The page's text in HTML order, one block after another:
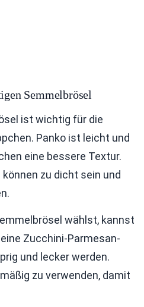
Semmelbrösel
ist wichtig für die
Panko ist leicht und
eine bessere Textur.
zu dicht sein und
wählst, kannst
Zucchini-Parmesan-
und lecker werden.
zu verwenden, damit